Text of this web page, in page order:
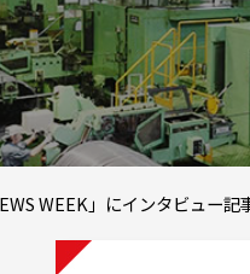
WEEK」にインタビュー記